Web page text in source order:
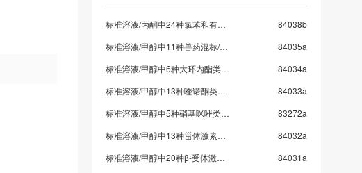
标准溶液/丙酮中24种氯苯和有机氯混标
84038b
标准溶液/甲醇中11种兽药混标/SN/T 5724-2025-9
84035a
标准溶液/甲醇中6种大环内酯类抗生素混标/SN/T 5724-2025-8/保质期6个月
84034a
标准溶液/甲醇中13种喹诺酮类药物混标/SN/T 5724-2025-7
84033a
标准溶液/甲醇中5种硝基咪唑类药物混标/SN/T 5724-2025-4
83272a
标准溶液/甲醇中13种甾体激素混标溶液/SN/T 5724-2025-3/保质期6个月
84032a
标准溶液/甲醇中20种β-受体激动剂混标溶液/SN/T 5724-2025-2
84031a